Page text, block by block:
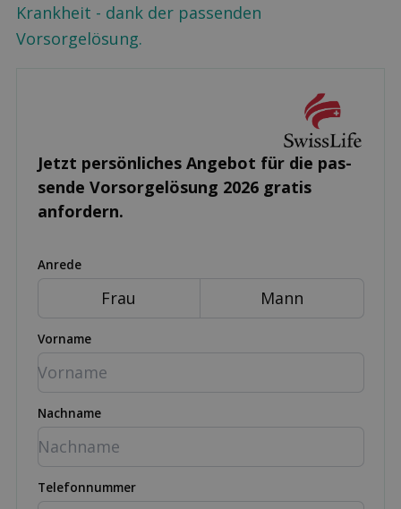
Krankheit - dank der passenden
Vorsorgelösung.
Jetzt persönliches Angebot für die pas­
sende Vorsorgelösung 2026 gratis
anfordern.
Anrede
Frau Mann
Vorname
Nachname
Telefonnummer